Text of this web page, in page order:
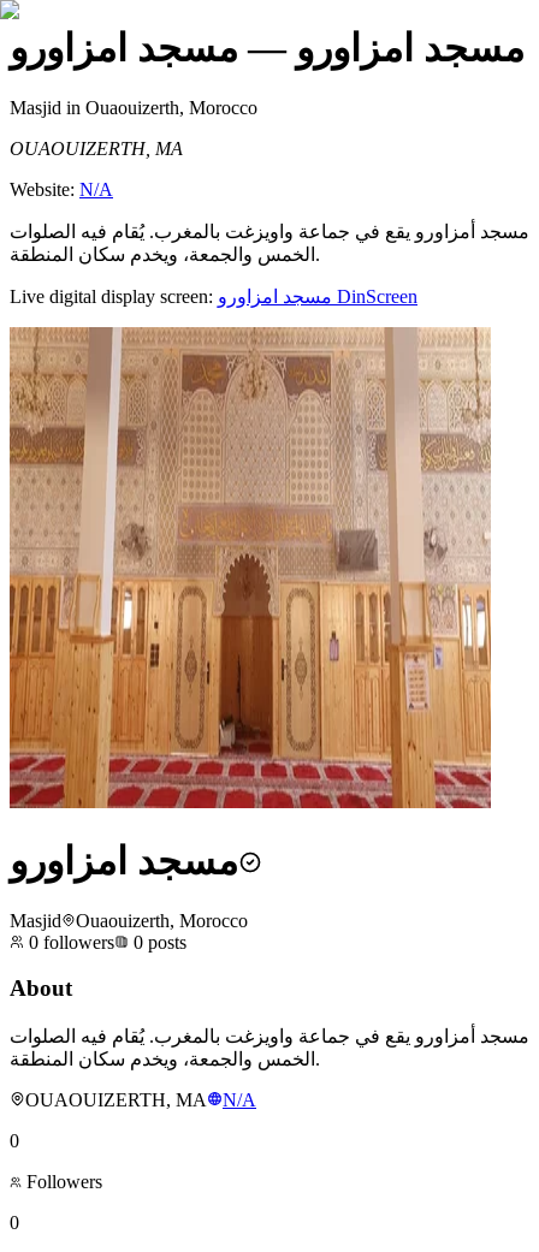
مسجد امزاورو — مسجد امزاورو
Masjid in Ouaouizerth, Morocco
OUAOUIZERTH, MA
Website: N/A
مسجد أمزاورو يقع في جماعة واويزغت بالمغرب. يُقام فيه الصلوات
الخمس والجمعة، ويخدم سكان المنطقة.
Live digital display screen: مسجد امزاورو DinScreen
مسجد امزاورو
Masjid
Ouaouizerth, Morocco
0 followers 0 posts
About
مسجد أمزاورو يقع في جماعة واويزغت بالمغرب. يُقام فيه الصلوات
الخمس والجمعة، ويخدم سكان المنطقة.
OUAOUIZERTH, MA
N/A
0
Followers
0